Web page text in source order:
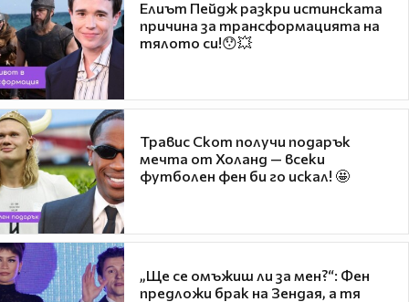
Елиът Пейдж разкри истинската
причина за трансформацията на
тялото си!😯💥
Травис Скот получи подарък
мечта от Холанд — всеки
футболен фен би го искал! 🤩
„Ще се омъжиш ли за мен?“: Фен
предложи брак на Зендая, а тя